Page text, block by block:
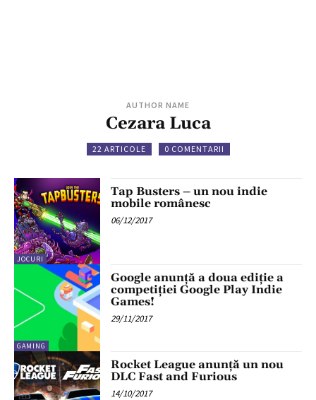
AUTHOR NAME
Cezara Luca
22 ARTICOLE 0 COMENTARII
JOCURI
Tap Busters – un nou indie
mobile românesc
06/12/2017
GAMING
Google anunță a doua ediție a
competiției Google Play Indie
Games!
29/11/2017
Rocket League anunță un nou
DLC Fast and Furious
14/10/2017